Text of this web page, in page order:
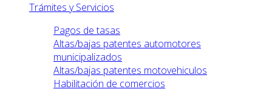
Trámites y Servicios
Pagos de tasas
Altas/bajas patentes automotores
municipalizados
Altas/bajas patentes motovehiculos
Habilitación de comercios